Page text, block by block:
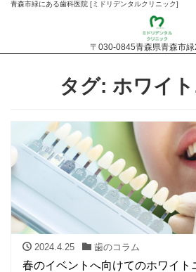
青森市緑にある歯科医院 [ミドリデンタルクリニック]
〒030-0845青森県青森市
タグ: ホワイ
2024.4.25 歯のコラム
春のイベントへ向けてのホワイト